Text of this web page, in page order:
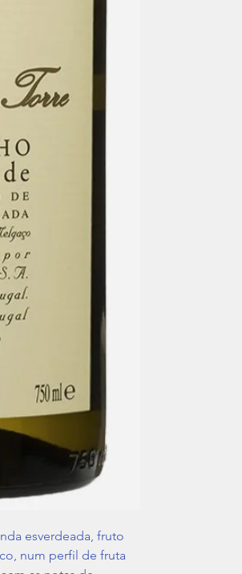
esverdeada, fruto
num perfil de fruta